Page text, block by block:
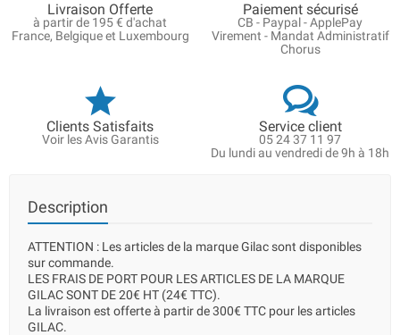
Livraison Offerte
à partir de 195 € d'achat
France, Belgique et Luxembourg
Paiement sécurisé
CB - Paypal - ApplePay
Virement - Mandat Administratif
Chorus
Clients Satisfaits
Voir les Avis Garantis
Service client
05 24 37 11 97
Du lundi au vendredi de 9h à 18h
Description
ATTENTION : Les articles de la marque Gilac sont disponibles
sur commande.
LES FRAIS DE PORT POUR LES ARTICLES DE LA MARQUE
GILAC SONT DE 20€ HT (24€ TTC).
La livraison est offerte à partir de 300€ TTC pour les articles
GILAC.